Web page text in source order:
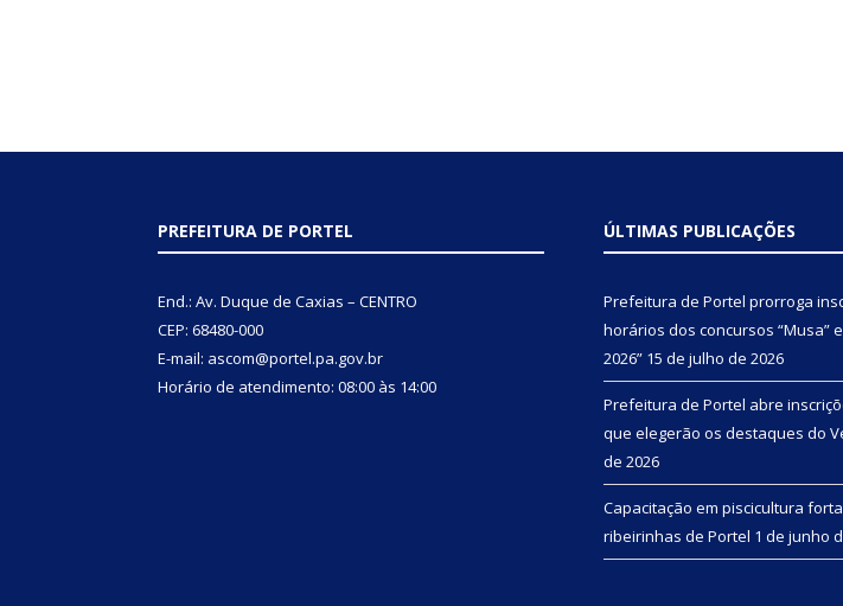
PREFEITURA DE PORTEL
End.: Av. Duque de Caxias – CENTRO
CEP: 68480-000
E-mail: ascom@portel.pa.gov.br
Horário de atendimento: 08:00 às 14:00
ÚLTIMAS PUBLICAÇÕES
Prefeitura de Portel prorroga
horários dos concursos “Musa”
2026” 15 de julho de 2026
Prefeitura de Portel abre
que elegerão os destaques do
de 2026
Capacitação em piscicultura
ribeirinhas de Portel 1 de junho